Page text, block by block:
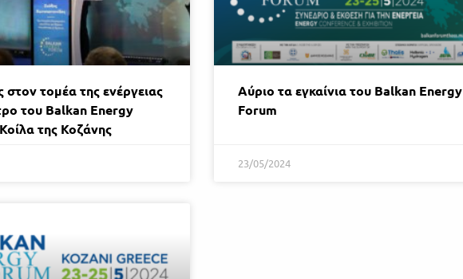
στον τομέα της ενέργειας
του Balkan Energy
της Κοζάνης
Αύριο τα εγκαίνια του Balkan Energy
Forum
23/05/2024